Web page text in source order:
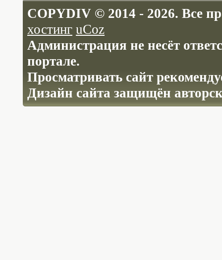
COPYDIV © 2014 - 2026. Все
хостинг uCoz
Администрация не несёт
портале.
Просматривать сайт
Дизайн сайта защищён